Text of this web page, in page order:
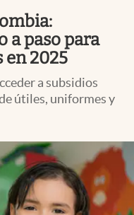
a paso para
en 2025
a subsidios
útiles, uniformes y